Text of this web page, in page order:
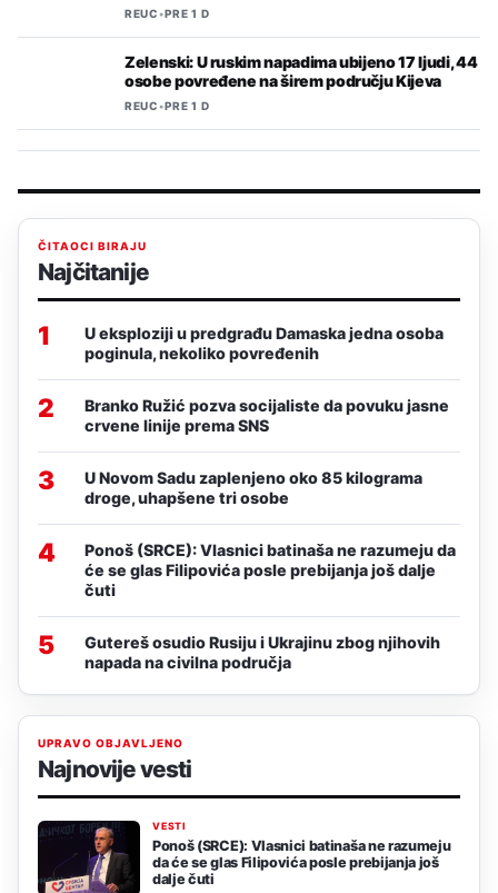
REUC•PRE 1 D
Zelenski: U ruskim napadima ubijeno 17 ljudi, 44
osobe povređene na širem području Kijeva
REUC•PRE 1 D
ČITAOCI BIRAJU
Najčitanije
1
U eksploziji u predgrađu Damaska jedna osoba
poginula, nekoliko povređenih
2
Branko Ružić pozva socijaliste da povuku jasne
crvene linije prema SNS
3
U Novom Sadu zaplenjeno oko 85 kilograma
droge, uhapšene tri osobe
4
Ponoš (SRCE): Vlasnici batinaša ne razumeju da
će se glas Filipovića posle prebijanja još dalje
čuti
5
Gutereš osudio Rusiju i Ukrajinu zbog njihovih
napada na civilna područja
UPRAVO OBJAVLJENO
Najnovije vesti
VESTI
Ponoš (SRCE): Vlasnici batinaša ne razumeju
da će se glas Filipovića posle prebijanja još
dalje čuti